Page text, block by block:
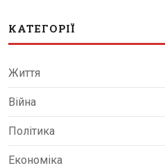
КАТЕГОРІЇ
Життя
Війна
Політика
Економіка